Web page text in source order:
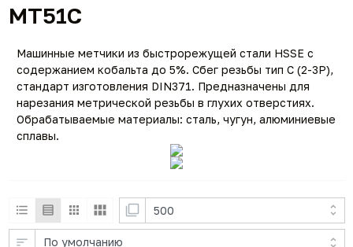
MT51C
Машинные метчики из быстрорежущей стали HSSE с
содержанием кобальта до 5%. Сбег резьбы тип C (2-3P),
стандарт изготовления DIN371. Предназначены для
нарезания метрической резьбы в глухих отверстиях.
Обрабатываемые материалы: сталь, чугун, алюминиевые
сплавы.